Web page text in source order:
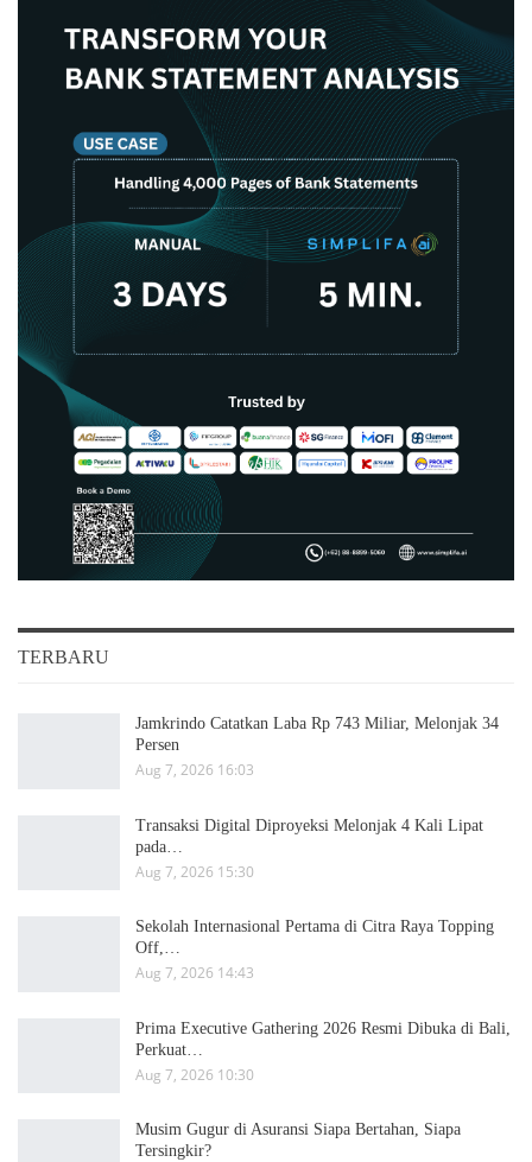
TERBARU
Jamkrindo Catatkan Laba Rp 743 Miliar, Melonjak 34
Persen
Aug 7, 2026 16:03
Transaksi Digital Diproyeksi Melonjak 4 Kali Lipat
pada…
Aug 7, 2026 15:30
Sekolah Internasional Pertama di Citra Raya Topping
Off,…
Aug 7, 2026 14:43
Prima Executive Gathering 2026 Resmi Dibuka di Bali,
Perkuat…
Aug 7, 2026 10:30
Musim Gugur di Asuransi Siapa Bertahan, Siapa
Tersingkir?